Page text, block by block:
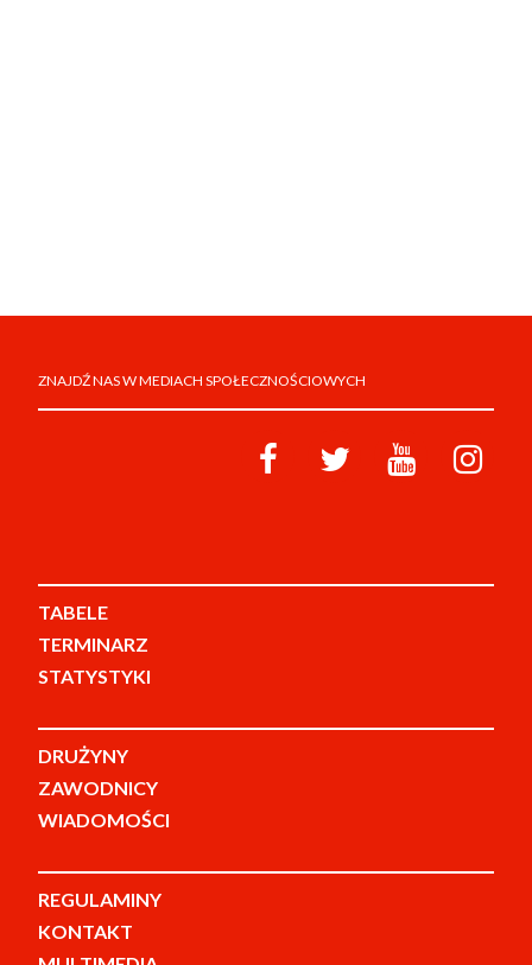
ZNAJDŹ NAS W MEDIACH SPOŁECZNOŚCIOWYCH
TABELE
TERMINARZ
STATYSTYKI
DRUŻYNY
ZAWODNICY
WIADOMOŚCI
REGULAMINY
KONTAKT